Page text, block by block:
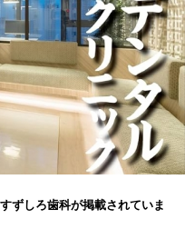
ずしろ歯科が掲載されていま